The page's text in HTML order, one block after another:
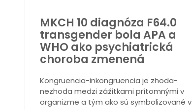
MKCH 10 diagnóza F64.0
transgender bola APA a
WHO ako psychiatrická
choroba zmenená
Kongruencia-inkongruencia je zhoda-
nezhoda medzi zážitkami prítomnými v
organizme a tým ako sú symbolizované v